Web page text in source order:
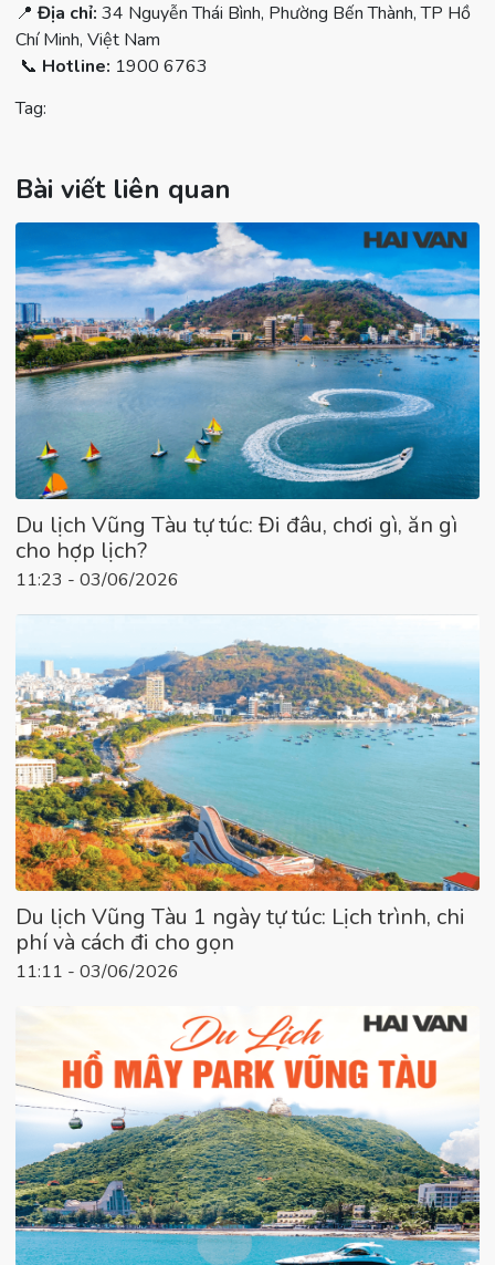
📍Địa chỉ: 34 Nguyễn Thái Bình, Phường Bến Thành, TP Hồ
Chí Minh, Việt Nam
📞 Hotline: 1900 6763
Tag:
Bài viết liên quan
Du lịch Vũng Tàu tự túc: Đi đâu, chơi gì, ăn gì
cho hợp lịch?
11:23 - 03/06/2026
Du lịch Vũng Tàu 1 ngày tự túc: Lịch trình, chi
phí và cách đi cho gọn
11:11 - 03/06/2026